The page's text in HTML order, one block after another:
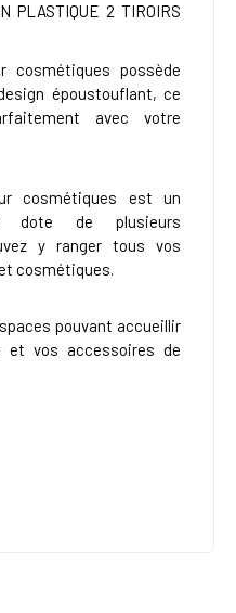
PLASTIQUE 2 TIROIRS
cosmétiques possède
époustouflant, ce
avec votre
cosmétiques est un
dote de plusieurs
y ranger tous vos
cosmétiques.
pouvant accueillir
et vos accessoires de